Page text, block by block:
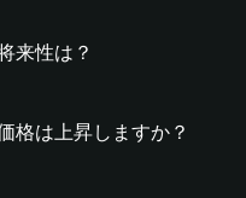
来性は？
格は上昇しますか？